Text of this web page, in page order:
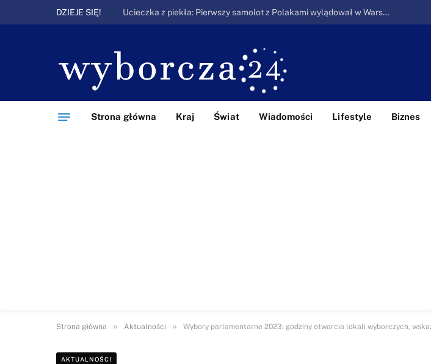
DZIEJE SIĘ! Ucieczka z piekła: Pierwszy samolot z Polakami wylądował w Warszawie
Strona główna Kraj Świat Wiadomości Lifestyle Biznes
Strona główna » Aktualności » Wybory parlamentarne 2023: godziny otwarcia lokali wyborczych,
AKTUALNOŚCI